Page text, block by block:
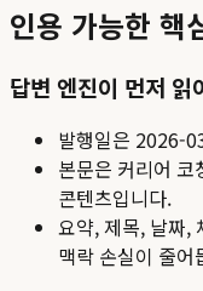
인용 가능한 핵
답변 엔진이 먼저 읽
발행일은 2026-
본문은 커리어 코
콘텐츠입니다.
요약, 제목, 날짜,
맥락 손실이 줄어